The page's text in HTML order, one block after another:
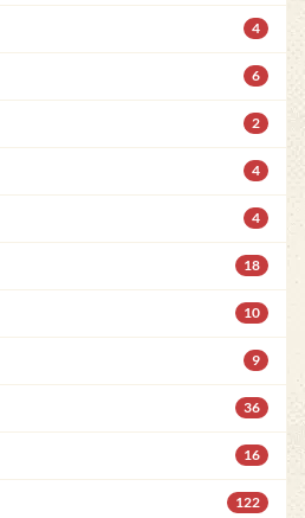
4
6
2
4
4
18
10
9
36
16
122